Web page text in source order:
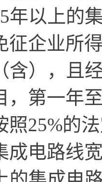
年以上的
征企业所
含），且
，第一年
照25%的
成电路线